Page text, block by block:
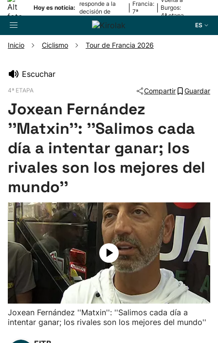
Hoy es noticia:
responde a la
decisión de
Oriamendi
Francia:
7ª
Burgos:
4ª etapa
ES
Pelota
Remo
Ciclismo
Herri-kirolak
Balonmano
Kirolak 360
Atletismo
Carreras de montaña
Inicio Ciclismo Tour de Francia 2026
Escuchar
4ª ETAPA Compartir Guardar
Joxean Fernández
''Matxin'': ''Salimos cada
día a intentar ganar; los
rivales son los mejores del
mundo''
Joxean Fernández ''Matxin'': ''Salimos cada día a
intentar ganar; los rivales son los mejores del mundo''